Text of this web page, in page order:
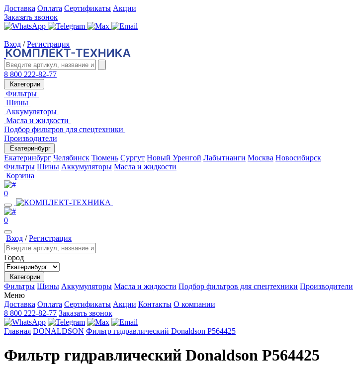
Доставка Оплата Сертификаты Акции
Заказать звонок
Вход / Регистрация
8 800 222-82-77
Категории
Фильтры
Шины
Аккумуляторы
Масла и жидкости
Подбор фильтров для спецтехники
Производители
Екатеринбург
Екатеринбург Челябинск Тюмень Сургут Новый Уренгой Лабытнанги Москва Новосибирск
Фильтры Шины Аккумуляторы Масла и жидкости
Корзина
0
0
Вход /Регистрация
Город
Категории
Фильтры Шины Аккумуляторы Масла и жидкости Подбор фильтров для спецтехники Производители
Меню
Доставка Оплата Сертификаты Акции Контакты О компании
8 800 222-82-77 Заказать звонок
Главная DONALDSON Фильтр гидравлический Donaldson P564425
Фильтр гидравлический Donaldson P564425